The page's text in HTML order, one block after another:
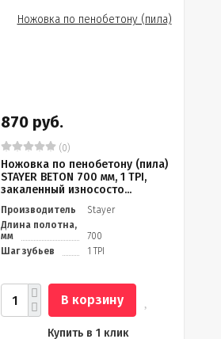
870 руб.
(0)
Ножовка по пенобетону (пила)
STAYER BETON 700 мм, 1 TPI,
закаленный износосто...
Производитель
Stayer
Длина полотна,
мм
700
Шаг зубьев
1 TPI
В корзину
Купить в 1 клик